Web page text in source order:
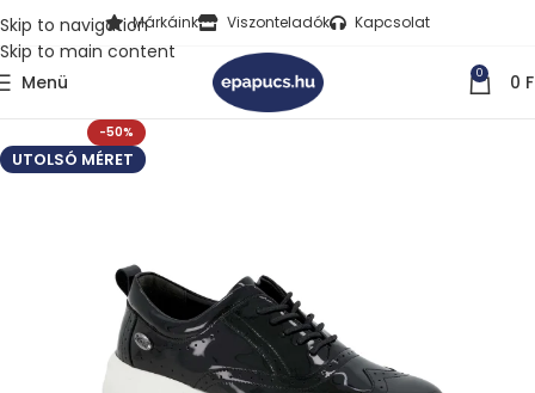
Skip to navigation
Skip to main content
Márkáink Viszonteladók Kapcsolat
Menü 0 0
-50%
UTOLSÓ MÉRET